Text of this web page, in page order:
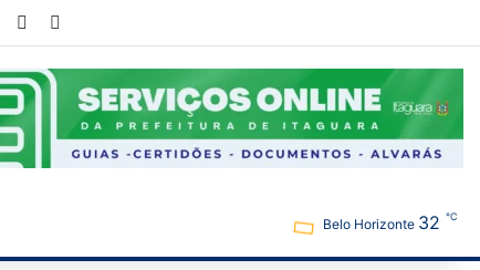
YouTubeInstagram
Belo Horizonte 32 ℃